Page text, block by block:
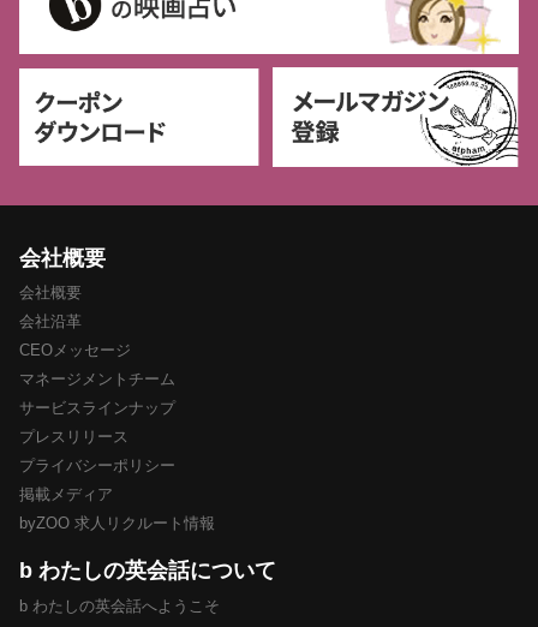
会社概要
会社概要
会社沿革
CEOメッセージ
マネージメントチーム
サービスラインナップ
プレスリリース
プライバシーポリシー
掲載メディア
byZOO 求人リクルート情報
b わたしの英会話について
b わたしの英会話へようこそ